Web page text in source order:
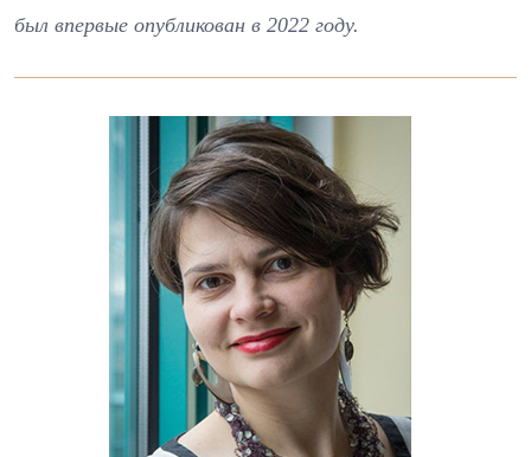
был впервые опубликован в 2022 году.